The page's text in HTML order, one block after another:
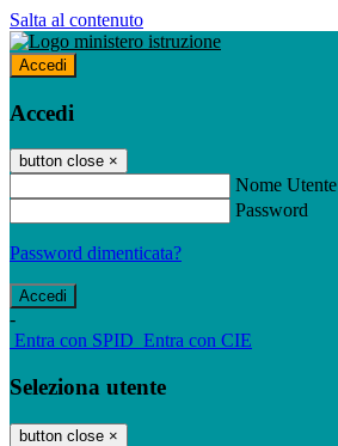
Salta al contenuto
Accedi
Accedi
button close ×
Nome Utente
Password
Password dimenticata?
-
Entra con SPID Entra con CIE
Seleziona utente
button close ×